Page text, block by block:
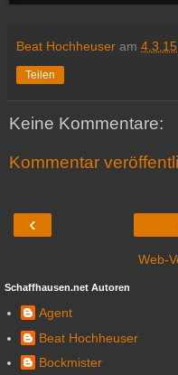
Beat Hochheuser am 4.3.15
Teilen
Keine Kommentare:
Kommentar
‹
Web-
Schaffhausen.net Autoren
Agent
Beat Hochheuser
Bockmister